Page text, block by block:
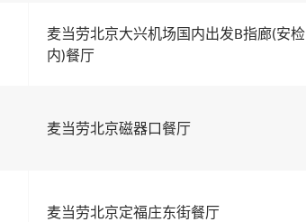
麦当劳北京大兴机场国内出发B指廊(安检
内)餐厅
麦当劳北京磁器口餐厅
麦当劳北京定福庄东街餐厅